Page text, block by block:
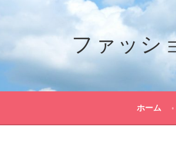
ファッシ
ホーム